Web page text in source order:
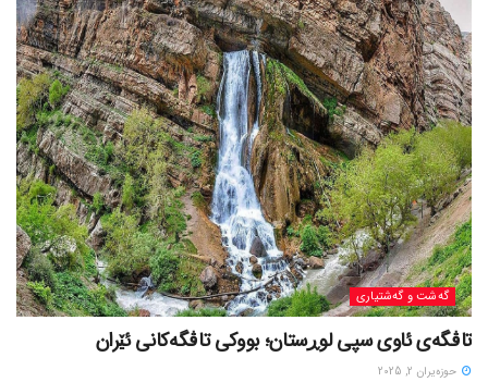
گه‌شت و گه‌شتیاری
تاڤگەی ئاوی سپی لوڕستان؛ بووکی تاڤگەکانی ئێران
حوزه‌یران 2, 2025